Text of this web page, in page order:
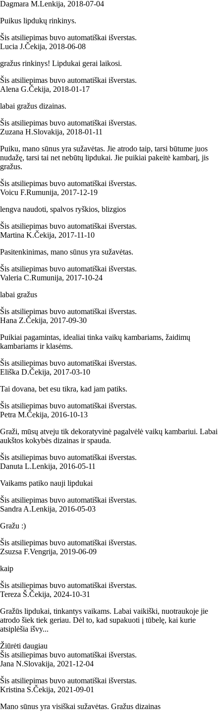
Dagmara M.Lenkija, 2018‑07‑04
Puikus lipdukų rinkinys.
Šis atsiliepimas buvo automatiškai išverstas.
Lucia J.Čekija, 2018‑06‑08
gražus rinkinys! Lipdukai gerai laikosi.
Šis atsiliepimas buvo automatiškai išverstas.
Alena G.Čekija, 2018‑01‑17
labai gražus dizainas.
Šis atsiliepimas buvo automatiškai išverstas.
Zuzana H.Slovakija, 2018‑01‑11
Puiku, mano sūnus yra sužavėtas. Jie atrodo taip, tarsi būtume juos
nudažę, tarsi tai net nebūtų lipdukai. Jie puikiai pakeitė kambarį, jis
gražus.
Šis atsiliepimas buvo automatiškai išverstas.
Voicu F.Rumunija, 2017‑12‑19
lengva naudoti, spalvos ryškios, blizgios
Šis atsiliepimas buvo automatiškai išverstas.
Martina K.Čekija, 2017‑11‑10
Pasitenkinimas, mano sūnus yra sužavėtas.
Šis atsiliepimas buvo automatiškai išverstas.
Valeria C.Rumunija, 2017‑10‑24
labai gražus
Šis atsiliepimas buvo automatiškai išverstas.
Hana Z.Čekija, 2017‑09‑30
Puikiai pagamintas, idealiai tinka vaikų kambariams, žaidimų
kambariams ir klasėms.
Šis atsiliepimas buvo automatiškai išverstas.
Eliška D.Čekija, 2017‑03‑10
Tai dovana, bet esu tikra, kad jam patiks.
Šis atsiliepimas buvo automatiškai išverstas.
Petra M.Čekija, 2016‑10‑13
Graži, mūsų atveju tik dekoratyvinė pagalvėlė vaikų kambariui. Labai
aukštos kokybės dizainas ir spauda.
Šis atsiliepimas buvo automatiškai išverstas.
Danuta L.Lenkija, 2016‑05‑11
Vaikams patiko nauji lipdukai
Šis atsiliepimas buvo automatiškai išverstas.
Sandra A.Lenkija, 2016‑05‑03
Gražu :)
Šis atsiliepimas buvo automatiškai išverstas.
Zsuzsa F.Vengrija, 2019‑06‑09
kaip
Šis atsiliepimas buvo automatiškai išverstas.
Tereza Š.Čekija, 2024‑10‑31
Gražūs lipdukai, tinkantys vaikams. Labai vaikiški, nuotraukoje jie
atrodo šiek tiek geriau. Dėl to, kad supakuoti į tūbelę, kai kurie
atsiplėšia išvy...
Žiūrėti daugiau
Šis atsiliepimas buvo automatiškai išverstas.
Jana N.Slovakija, 2021‑12‑04
Šis atsiliepimas buvo automatiškai išverstas.
Kristina S.Čekija, 2021‑09‑01
Mano sūnus yra visiškai sužavėtas. Gražus dizainas